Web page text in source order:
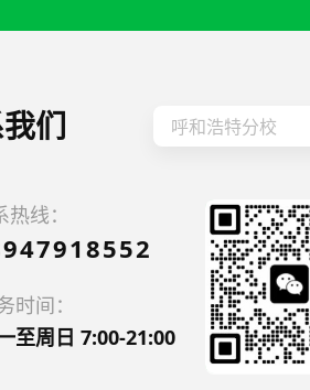
们 呼和浩特分校
热线：
时间：
至周日 7:00-21:00